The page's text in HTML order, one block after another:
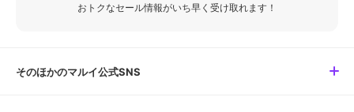
おトクなセール情報がいち早く受け取れます！
そのほかのマルイ公式SNS